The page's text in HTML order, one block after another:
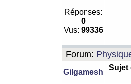
Réponses:
0
Vus: 99336
Forum:
Gilgamesh
Sujet